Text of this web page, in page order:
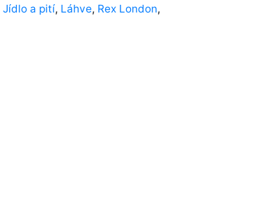
Jídlo a pití, Láhve, Rex London,